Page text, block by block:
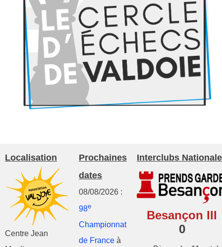
Localisation
Centre Jean
Prochaines
dates
08/08/2026 :
98e
Championnat
de France à
Interclubs
Besançon III
0